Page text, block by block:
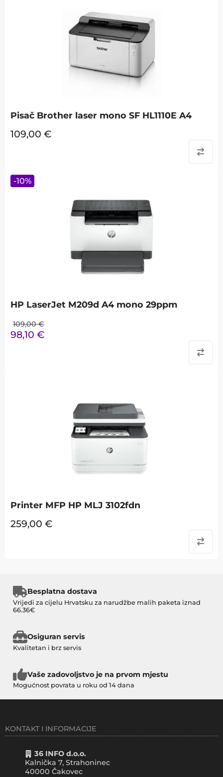
Pisač Brother laser mono SF HL1110E A4
109,00 €
HP LaserJet M209d A4 mono 29ppm
109,00 €
98,10 €
-10%
Printer MFP HP MLJ 3102fdn
259,00 €
Besplatna dostava
Vrijedi za cijelu Hrvatsku za narudžbe malih paketa iznad
66.36€
Osiguran servis
Kvalitetan i brz servis
Vaše zadovoljstvo je na prvom mjestu
Mogućnost povrata u roku od 14 dana
KONTAKT I INFORMACIJE
36 INFO d.o.o.
Kalnička 7, Strahoninec
40000 Čakovec